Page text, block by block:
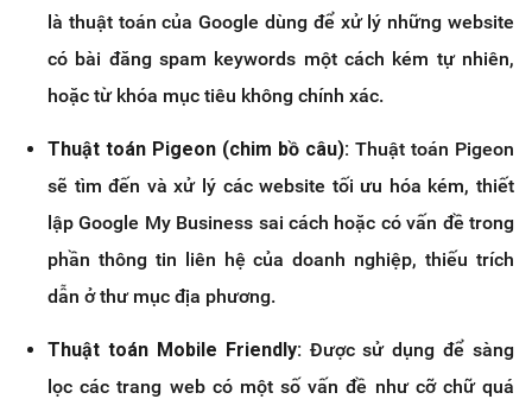
là thuật toán của Google dùng để xử lý những website
có bài đăng spam keywords một cách kém tự nhiên,
hoặc từ khóa mục tiêu không chính xác.
Thuật toán Pigeon (chim bồ câu): Thuật toán Pigeon
sẽ tìm đến và xử lý các website tối ưu hóa kém, thiết
lập Google My Business sai cách hoặc có vấn đề trong
phần thông tin liên hệ của doanh nghiệp, thiếu trích
dẫn ở thư mục địa phương.
Thuật toán Mobile Friendly:Được sử dụng để sàng
lọc các trang web có một số vấn đề như cỡ chữ quá